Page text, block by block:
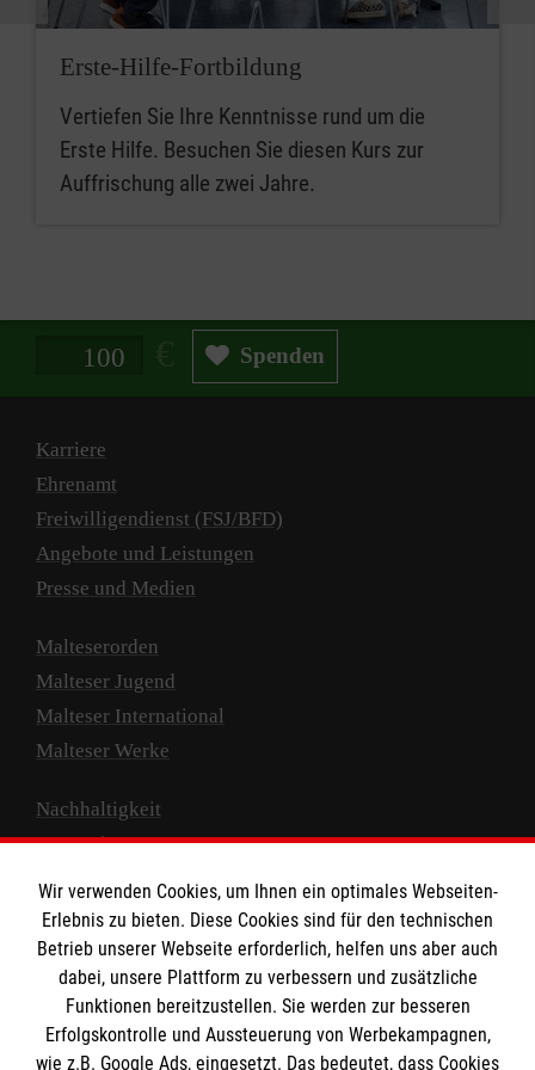
Erste-Hilfe-Fortbildung
Vertiefen Sie Ihre Kenntnisse rund um die
Erste Hilfe. Besuchen Sie diesen Kurs zur
Auffrischung alle zwei Jahre.
Spendenbetrag in Euro Spenden
Karriere
Ehrenamt
Freiwilligendienst (FSJ/BFD)
Angebote und Leistungen
Presse und Medien
Malteserorden
Malteser Jugend
Malteser International
Malteser Werke
Nachhaltigkeit
Prävention
Compliance
Transparenz
Spenden und Helfen
Spendenkonto
Empfänger: Malteser Hilfsdienst e.V.
Wir verwenden Cookies, um Ihnen ein optimales Webseiten-
Erlebnis zu bieten. Diese Cookies sind für den technischen
Betrieb unserer Webseite erforderlich, helfen uns aber auch
dabei, unsere Plattform zu verbessern und zusätzliche
Funktionen bereitzustellen. Sie werden zur besseren
Erfolgskontrolle und Aussteuerung von Werbekampagnen,
wie z.B. Google Ads, eingesetzt. Das bedeutet, dass Cookies